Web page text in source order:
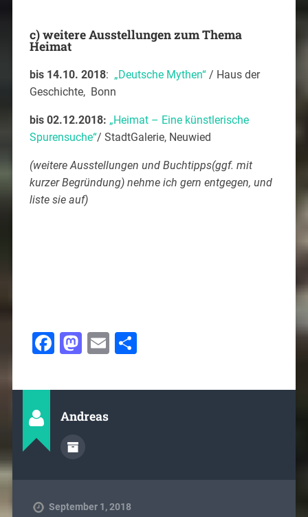
c) weitere Ausstellungen zum Thema
Heimat
bis 14.10. 2018: „Deutsche Mythen“/ Haus der
Geschichte, Bonn
bis 02.12.2018: „Heimat – Eine künstlerische
Spurensuche“/ StadtGalerie, Neuwied
(weitere Ausstellungen und Buchtipps(ggf. mit
kurzer Begründung) nehme ich gern entgegen, und
liste sie auf)
Facebook
Mastodon
EmailTeilen
Andreas
September 1, 2018